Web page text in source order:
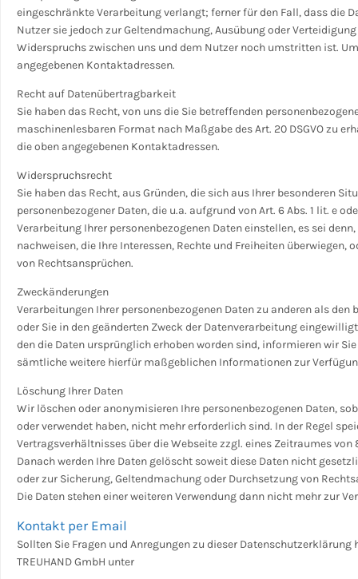
eingeschränkte Verarbeitung verlangt; ferner für den Fall, dass die
Nutzer sie jedoch zur Geltendmachung, Ausübung oder
Widerspruchs zwischen uns und dem Nutzer noch umstritten ist.
angegebenen Kontaktadressen.
Recht auf Datenübertragbarkeit
Sie haben das Recht, von uns die Sie betreffenden
maschinenlesbaren Format nach Maßgabe des Art. 20 DSGVO zu
die oben angegebenen Kontaktadressen.
Widerspruchsrecht
Sie haben das Recht, aus Gründen, die sich aus Ihrer besonderen
personenbezogener Daten, die u.a. aufgrund von Art. 6 Abs. 1 lit. e
Verarbeitung Ihrer personenbezogenen Daten einstellen, es sei
nachweisen, die Ihre Interessen, Rechte und Freiheiten
von Rechtsansprüchen.
Zweckänderungen
Verarbeitungen Ihrer personenbezogenen Daten zu anderen als
oder Sie in den geänderten Zweck der Datenverarbeitung
den die Daten ursprünglich erhoben worden sind, informieren wir
sämtliche weitere hierfür maßgeblichen Informationen zur
Löschung Ihrer Daten
Wir löschen oder anonymisieren Ihre personenbezogenen Daten,
oder verwendet haben, nicht mehr erforderlich sind. In der Regel
Vertragsverhältnisses über die Webseite zzgl. eines Zeitraumes
Danach werden Ihre Daten gelöscht soweit diese Daten nicht
oder zur Sicherung, Geltendmachung oder Durchsetzung von
Die Daten stehen einer weiteren Verwendung dann nicht mehr zur
Kontakt per Email
Sollten Sie Fragen und Anregungen zu dieser
TREUHAND GmbH unter